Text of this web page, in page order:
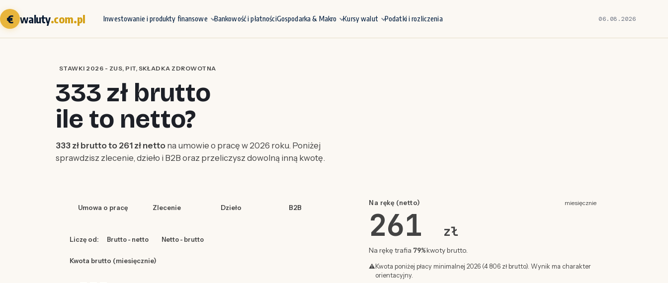
€ waluty.com.pl Inwestowanie i produkty finansowe Bankowość i płatnościGospodarka & Makro Kursy walut Podatki i rozliczenia 06.08.2026
STAWKI 2026 - ZUS, PIT, SKŁADKA ZDROWOTNA
333 zł brutto
ile to netto?
333 zł brutto to 261 zł netto na umowie o pracę w 2026 roku. Poniżej
sprawdzisz zlecenie, dzieło i B2B oraz przeliczysz dowolną inną kwotę.
Umowa o pracę Zlecenie Dzieło B2B
Liczę od: Brutto - netto Netto - brutto
Kwota brutto (miesięcznie)
Na rękę (netto) miesięcznie
261 zł
Na rękę trafia 79%kwoty brutto.
⚠Kwota poniżej płacy minimalnej 2026 (4 806 zł brutto). Wynik ma charakter
orientacyjny.